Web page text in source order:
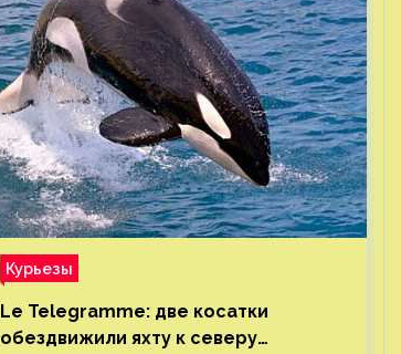
Курьезы
Le Telegramme: две косатки
обездвижили яхту к северу